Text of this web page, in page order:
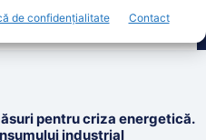
de confidențialitate Contact
pentru criza energetică.
industrial